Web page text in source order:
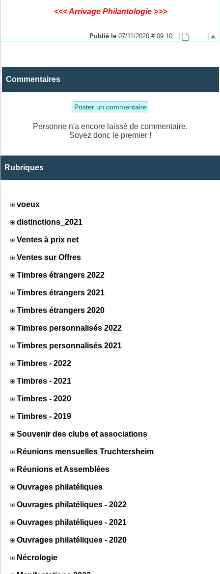
<<< Arrivage Philantologie >>>
Publié le 07/11/2020 # 09:10
Commentaires
Poster un commentaire
Personne n'a encore laissé de commentaire.
Soyez donc le premier !
Rubriques
voeux
distinctions_2021
Ventes à prix net
Ventes sur Offres
Timbres étrangers 2022
Timbres étrangers 2021
Timbres étrangers 2020
Timbres personnalisés 2022
Timbres personnalisés 2021
Timbres - 2022
Timbres - 2021
Timbres - 2020
Timbres - 2019
Souvenir des clubs et associations
Réunions mensuelles Truchtersheim
Réunions et Assemblées
Ouvrages philatéliques
Ouvrages philatéliques - 2022
Ouvrages philatéliques - 2021
Ouvrages philatéliques - 2020
Nécrologie